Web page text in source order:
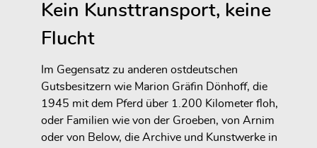
Kein Kunsttransport, keine
Flucht
Im Gegensatz zu anderen ostdeutschen
Gutsbesitzern wie Marion Gräfin Dönhoff, die
1945 mit dem Pferd über 1.200 Kilometer floh,
oder Familien wie von der Groeben, von Arnim
oder von Below, die Archive und Kunstwerke in